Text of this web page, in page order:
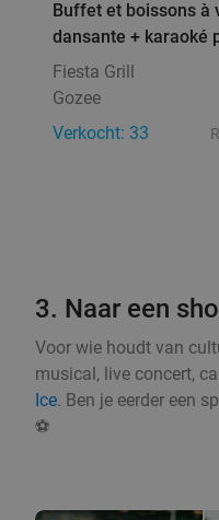
Buffet et boissons à
dansante + karaoké
Fiesta Grill
Gozee
Verkocht: 33
3. Naar een
Voor wie houdt van
musical, live concert,
Ice. Ben je eerder een
⚽